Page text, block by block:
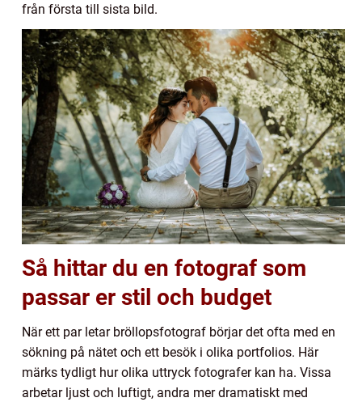
från första till sista bild.
Så hittar du en fotograf som
passar er stil och budget
När ett par letar bröllopsfotograf börjar det ofta med en
sökning på nätet och ett besök i olika portfolios. Här
märks tydligt hur olika uttryck fotografer kan ha. Vissa
arbetar ljust och luftigt, andra mer dramatiskt med